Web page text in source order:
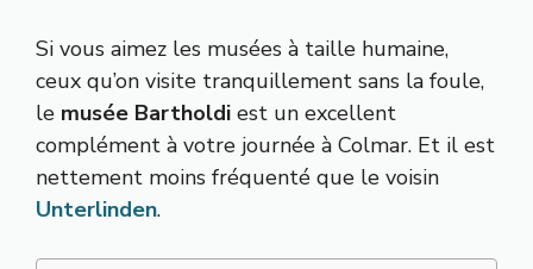
Si vous aimez les musées à taille humaine,
ceux qu’on visite tranquillement sans la foule,
le musée Bartholdi est un excellent
complément à votre journée à Colmar. Et il est
nettement moins fréquenté que le voisin
Unterlinden.